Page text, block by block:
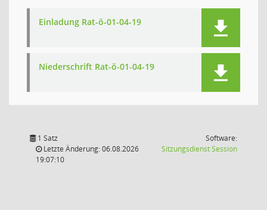
Einladung Rat-ö-01-04-19
Niederschrift Rat-ö-01-04-19
1 Satz
Letzte Änderung: 06.08.2026
19:07:10
Software:
SitzungsdienstSession(Wird in